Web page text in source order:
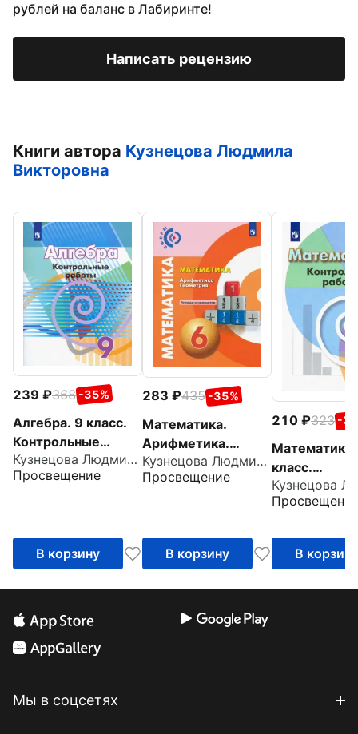
рублей на баланс в Лабиринте!
Написать рецензию
Книги автора Кузнецова Людмила
Викторовна
239 368 -35%
Алгебра. 9 класс.
Контрольные
работы. ФГОС
Кузнецова Людмила Викторовна
Просвещение
В корзину
283 435 -35%
Математика.
Арифметика.
Геометрия. 6
класс. Тетрадь-
Кузнецова Людмила Викторовна
Просвещение
В корзину
210 323 -
класс.
Контрольные
работы.
В корзину
Мы в соцсетях